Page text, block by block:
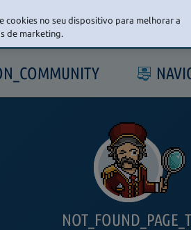
cookies no seu dispositivo para melhorar a
de marketing.